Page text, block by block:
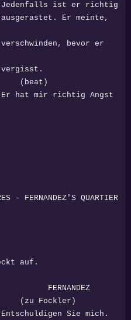
er richtig
Er meinte,
bevor er
Angst
QUARTIER
auf.
Sie mich.